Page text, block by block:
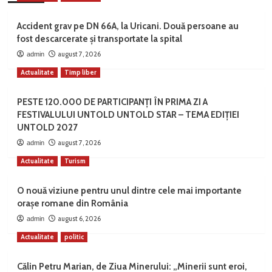
Accident grav pe DN 66A, la Uricani. Două persoane au
fost descarcerate și transportate la spital
admin august 7, 2026
Actualitate Timp liber
PESTE 120.000 DE PARTICIPANȚI ÎN PRIMA ZI A
FESTIVALULUI UNTOLD UNTOLD STAR – TEMA EDIȚIEI
UNTOLD 2027
admin august 7, 2026
Actualitate Turism
O nouă viziune pentru unul dintre cele mai importante
orașe romane din România
admin august 6, 2026
Actualitate politic
Călin Petru Marian, de Ziua Minerului: „Minerii sunt eroi,